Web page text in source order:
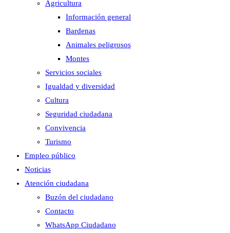
Agricultura
Información general
Bardenas
Animales peligrosos
Montes
Servicios sociales
Igualdad y diversidad
Cultura
Seguridad ciudadana
Convivencia
Turismo
Empleo público
Noticias
Atención ciudadana
Buzón del ciudadano
Contacto
WhatsApp Ciudadano